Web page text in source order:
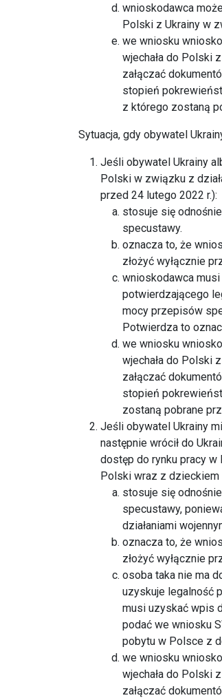
wnioskodawca
Polski z Ukrainy w
we wniosku
wjechała do Polski
załączać
stopień
z którego zostaną
Sytuacja, gdy obywatel
Jeśli obywatel Ukrainy
Polski w związku z
przed 24 lutego 2022 r.):
stosuje się
specustawy.
oznacza to, że
złożyć wyłącznie
wnioskodawca musi
potwierdzającego
mocy przepisów
Potwierdza to
we wniosku
wjechała do Polski
załączać
stopień
zostaną pobrane
Jeśli obywatel Ukrainy
następnie wrócił do
dostęp do rynku pracy w
Polski wraz z dzieckiem
stosuje się
specustawy,
działaniami
oznacza to, że
złożyć wyłącznie
osoba taka nie ma
uzyskuje legalność
musi uzyskać wpis
podać we wniosku
pobytu w Polsce z
we wniosku
wjechała do Polski
załączać